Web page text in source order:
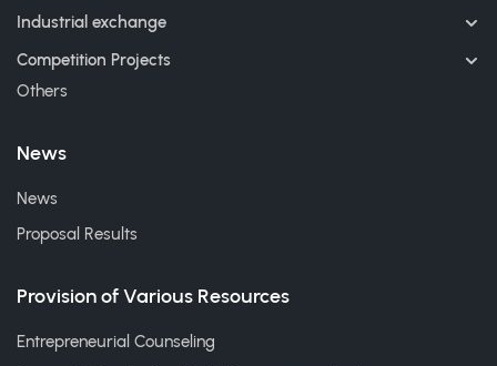
Industrial exchange
Competition Projects
Others
News
News
Proposal Results
Provision of Various Resources
Entrepreneurial Counseling